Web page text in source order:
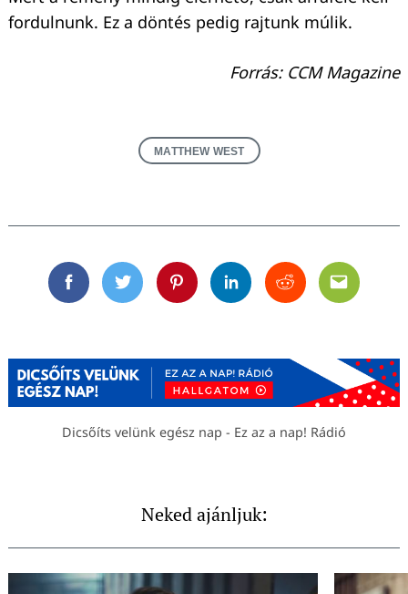
fordulnunk. Ez a döntés pedig rajtunk múlik.
Forrás: CCM Magazine
MATTHEW WEST
FacebookTwitterPinterestLinkedinRedditEmail
Dicsőíts velünk egész nap - Ez az a nap! Rádió
Neked ajánljuk: